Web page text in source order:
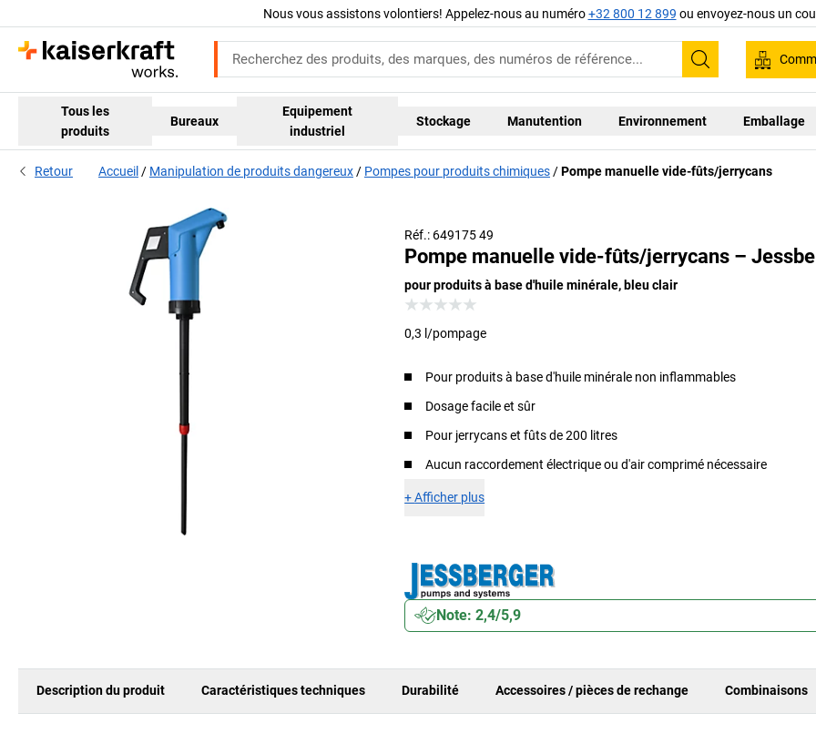
Nous vous assistons volontiers! Appelez-nous au numéro+32 800 12 899 ou envoyez-nous un
Recherche
Tous les
produits
Bureaux
Equipement
industriel
Stockage Manutention Environnement Emballage
Retour Accueil Manipulation de produits dangereux Pompes pour produits chimiques Pompe manuelle vide-fûts/jerrycans
Réf.: 649175 49
Pompe manuelle vide-fûts/jerrycans –
pour produits à base d'huile minérale, bleu clair
0,3 l/pompage
Pour produits à base d'huile minérale non inflammables
Dosage facile et sûr
Pour jerrycans et fûts de 200 litres
Aucun raccordement électrique ou d'air comprimé nécessaire
+Afficher plus
Note: 2,4/5,9
Description du produit Caractéristiques techniques Durabilité Accessoires / pièces de rechange Combinaisons